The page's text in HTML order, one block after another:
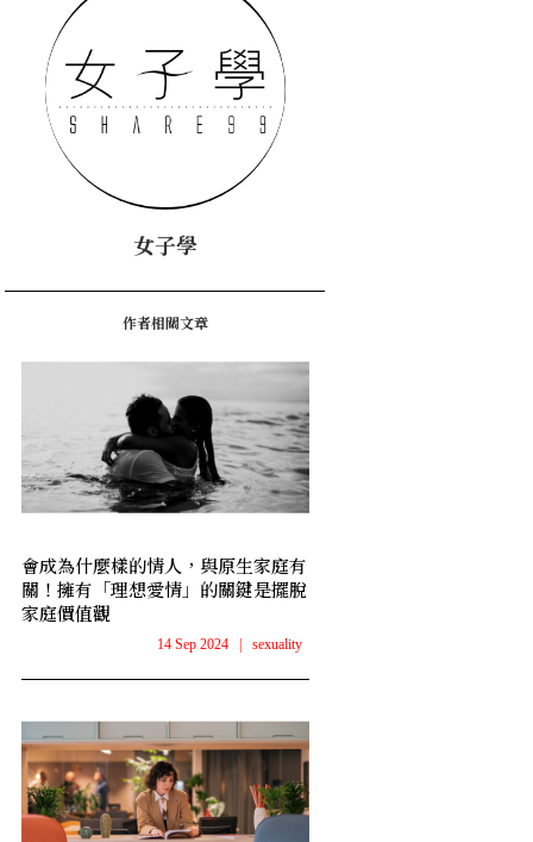
女子學
作者相關文章
會成為什麼樣的情人，與原生家庭有
關！擁有「理想愛情」的關鍵是擺脫
家庭價值觀
14 Sep 2024 | sexuality